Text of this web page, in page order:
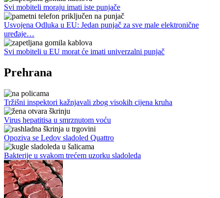
Svi mobiteli moraju imati iste punjače
Usvojena Odluka u EU: Jedan punjač za sve male elektronične
uređaje…
Svi mobiteli u EU morat će imati univerzalni punjač
Prehrana
Tržišni inspektori kažnjavali zbog visokih cijena kruha
Virus hepatitisa u smrznutom voću
Opoziva se Ledov sladoled Quattro
Bakterije u svakom trećem uzorku sladoleda